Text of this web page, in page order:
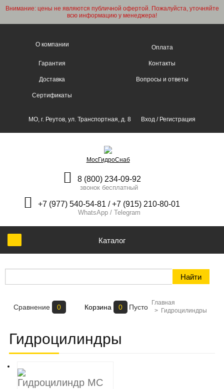
Внимание: цены не являются публичной офертой. Пожалуйста, уточняйте
всю информацию у менеджера!
О компании Оплата
Гарантия Контакты
Доставка Вопросы и ответы
Сертификаты
МО, г. Реутов, ул. Транспортная, д. 8 Вход /Регистрация
МосГидроСнаб
8 (800) 234-09-92
звонок бесплатный
+7 (977) 540-54-81 / +7 (915) 210-80-01
WhatsApp / Telegram
Каталог
Сравнение 0 Корзина 0 Пусто
Главная
> Гидроцилиндры
Гидроцилиндры
Гидроцилиндр МС